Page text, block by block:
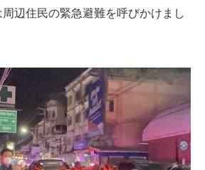
辺住民の緊急避難を呼びかけまし